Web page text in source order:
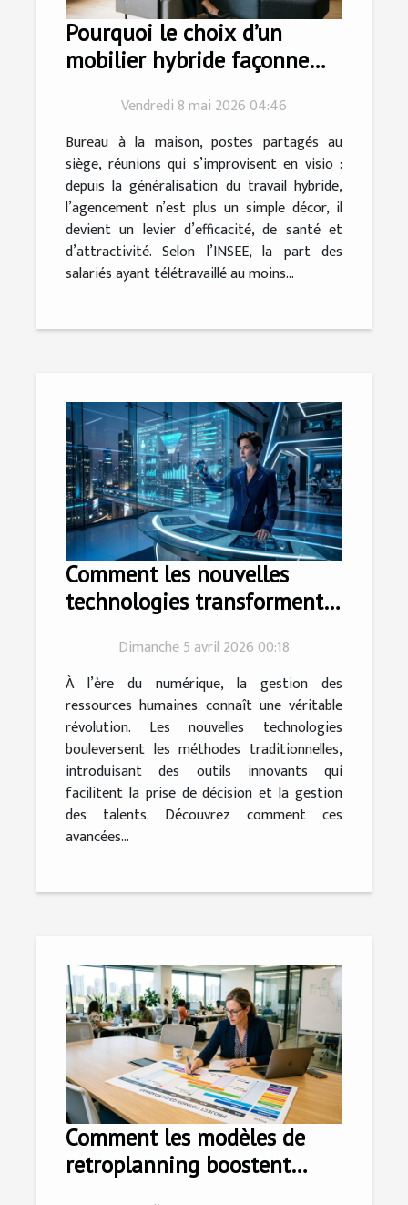
Pourquoi le choix d’un
mobilier hybride façonne
Vendredi 8 mai 2026 04:46
Bureau à la maison, postes partagés au
siège, réunions qui s’improvisent en visio :
depuis la généralisation du travail hybride,
l’agencement n’est plus un simple décor, il
devient un levier d’efficacité, de santé et
d’attractivité. Selon l’INSEE, la part des
salariés ayant télétravaillé au moins...
Comment les nouvelles
technologies transforment-
ressources humaines ?
Dimanche 5 avril 2026 00:18
À l’ère du numérique, la gestion des
ressources humaines connaît une véritable
révolution. Les nouvelles technologies
bouleversent les méthodes traditionnelles,
introduisant des outils innovants qui
facilitent la prise de décision et la gestion
des talents. Découvrez comment ces
avancées...
Comment les modèles de
retroplanning boostent